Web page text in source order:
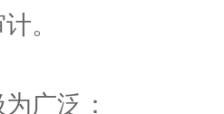
。
广泛：